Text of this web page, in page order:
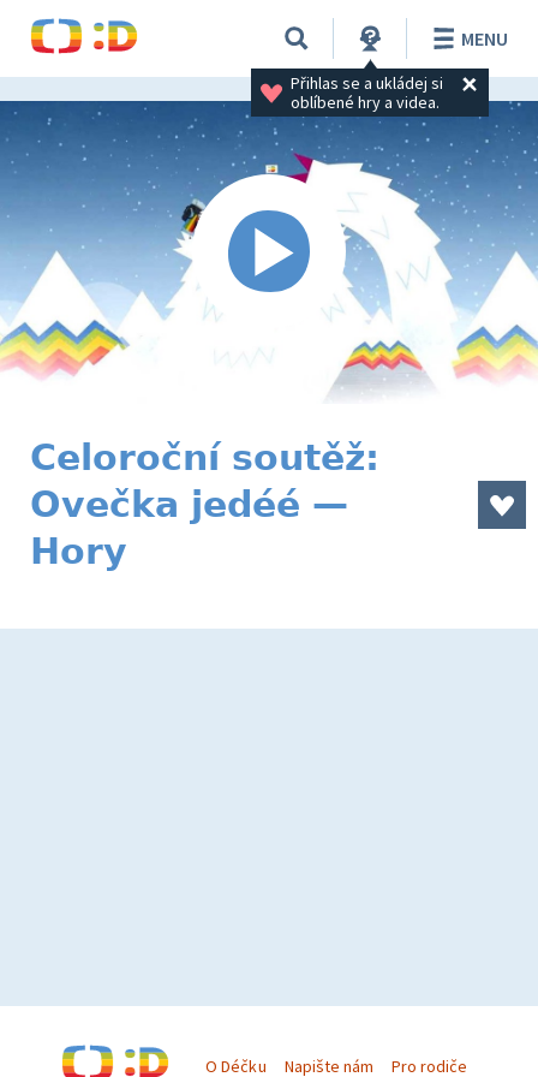
Přihlas se a ukládej si
oblíbené hry a videa.
MENU
Celoroční soutěž:
Ovečka jedéé —
Hory
O Déčku Napište nám Pro rodiče